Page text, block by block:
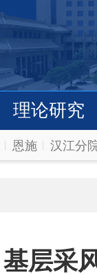
理论研究
恩施 汉江分
层采